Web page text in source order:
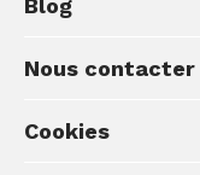
Blog
Nous contacter
Cookies